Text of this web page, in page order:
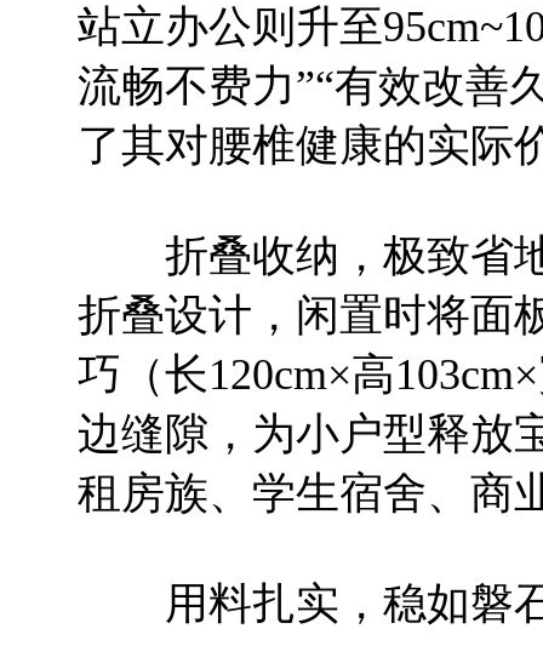
站立办公则升至
流畅不费力”“有效改善
了其对腰椎健康的实际
折叠收纳，极致省地
折叠设计，闲置时将面
巧（长120cm×高
边缝隙，为小户型释放
租房族、学生宿舍、商
用料扎实，稳如磐